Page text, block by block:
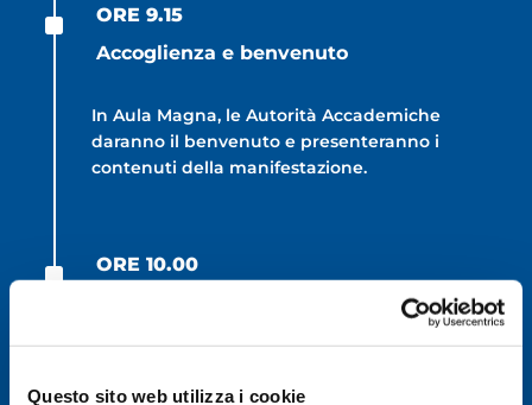
Questo sito web utilizza i cookie
^
ORE 9.15
Accoglienza e benvenuto
In Aula Magna, le Autorità Accademiche
daranno il benvenuto e presenteranno i
contenuti della manifestazione.
^
ORE 10.00
allestite in cui docenti, tutors e personale